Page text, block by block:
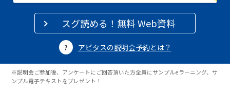
スグ読める！無料 Web資料
アビタスの説明会予約とは？
※説明会ご参加後、アンケートにご回答頂いた方全員にサンプルeラーニング、サ
ンプル電子テキストをプレゼント！